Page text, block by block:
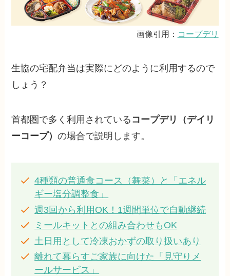
画像引用： コープデリ
生協の宅配弁当は実際にどのように利用するので
しょう？
首都圏で多く利用されている コープデリ（デイリ
ーコープ）の場合で説明します。
4種類の普通食コース（舞菜）と「エネル
ギー塩分調整食」
週3回から利用OK！1週間単位で自動継続
ミールキットとの組み合わせもOK
土日用として冷凍おかずの取り扱いあり
離れて暮らすご家族に向けた「見守りメ
ールサービス」